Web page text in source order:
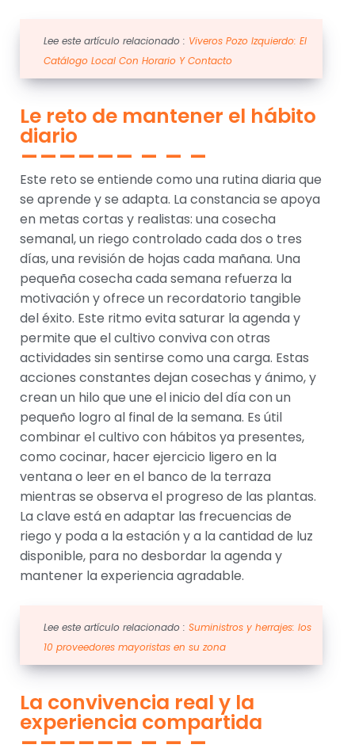
Lee este artículo relacionado : Viveros Pozo Izquierdo: El
Catálogo Local Con Horario Y Contacto
Le reto de mantener el hábito
diario
Este reto se entiende como una rutina diaria que
se aprende y se adapta. La constancia se apoya
en metas cortas y realistas: una cosecha
semanal, un riego controlado cada dos o tres
días, una revisión de hojas cada mañana. Una
pequeña cosecha cada semana refuerza la
motivación y ofrece un recordatorio tangible
del éxito. Este ritmo evita saturar la agenda y
permite que el cultivo conviva con otras
actividades sin sentirse como una carga. Estas
acciones constantes dejan cosechas y ánimo, y
crean un hilo que une el inicio del día con un
pequeño logro al final de la semana. Es útil
combinar el cultivo con hábitos ya presentes,
como cocinar, hacer ejercicio ligero en la
ventana o leer en el banco de la terraza
mientras se observa el progreso de las plantas.
La clave está en adaptar las frecuencias de
riego y poda a la estación y a la cantidad de luz
disponible, para no desbordar la agenda y
mantener la experiencia agradable.
Lee este artículo relacionado : Suministros y herrajes: los
10 proveedores mayoristas en su zona
La convivencia real y la
experiencia compartida